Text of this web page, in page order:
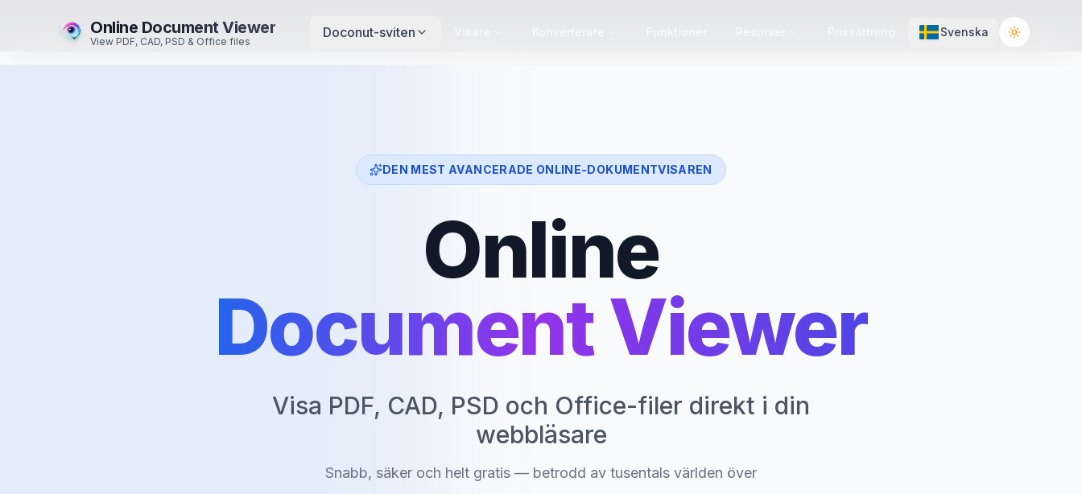
Online Document Viewer
View PDF, CAD, PSD & Office files
Doconut-sviten Svenska Toggle
DEN MEST AVANCERADE ONLINE-DOKUMENTVISAREN
Online
Document Viewer
Visa PDF, CAD, PSD och Office-filer direkt i din
webbläsare
Snabb, säker och helt gratis — betrodd av tusentals världen över